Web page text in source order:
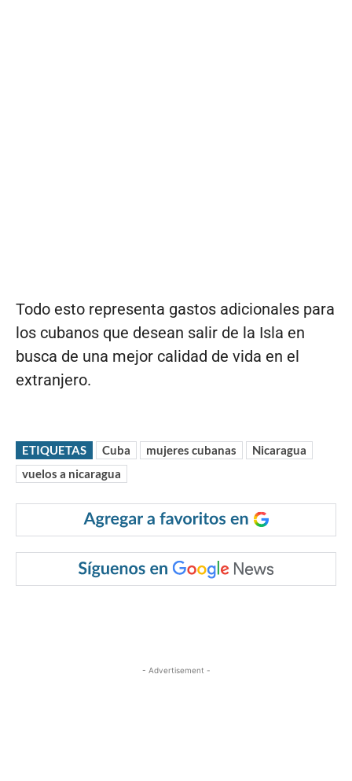
Todo esto representa gastos adicionales para
los cubanos que desean salir de la Isla en
busca de una mejor calidad de vida en el
extranjero.
ETIQUETAS Cuba mujeres cubanas
Nicaragua
vuelos a nicaragua
- Advertisement -